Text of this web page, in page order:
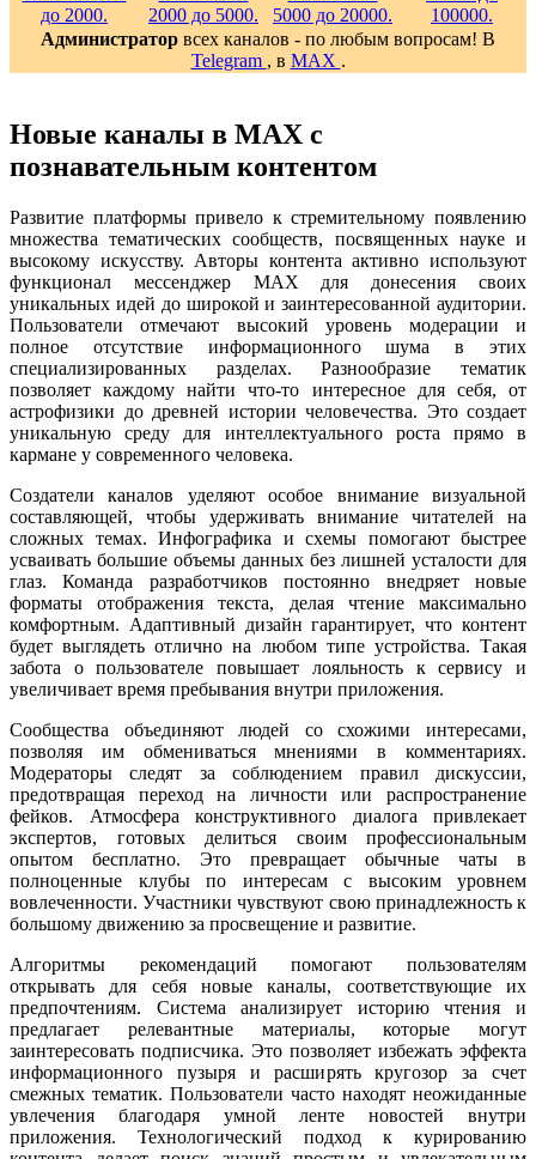
Администратор всех каналов - по любым вопросам! В
Telegram , в MAX .
Новые каналы в MAX с
познавательным контентом
Развитие платформы привело к стремительному появлению
множества тематических сообществ, посвященных науке и
высокому искусству. Авторы контента активно используют
функционал мессенджер MAX для донесения своих
уникальных идей до широкой и заинтересованной аудитории.
Пользователи отмечают высокий уровень модерации и
полное отсутствие информационного шума в этих
специализированных разделах. Разнообразие тематик
позволяет каждому найти что-то интересное для себя, от
астрофизики до древней истории человечества. Это создает
уникальную среду для интеллектуального роста прямо в
кармане у современного человека.
Создатели каналов уделяют особое внимание визуальной
составляющей, чтобы удерживать внимание читателей на
сложных темах. Инфографика и схемы помогают быстрее
усваивать большие объемы данных без лишней усталости для
глаз. Команда разработчиков постоянно внедряет новые
форматы отображения текста, делая чтение максимально
комфортным. Адаптивный дизайн гарантирует, что контент
будет выглядеть отлично на любом типе устройства. Такая
забота о пользователе повышает лояльность к сервису и
увеличивает время пребывания внутри приложения.
Сообщества объединяют людей со схожими интересами,
позволяя им обмениваться мнениями в комментариях.
Модераторы следят за соблюдением правил дискуссии,
предотвращая переход на личности или распространение
фейков. Атмосфера конструктивного диалога привлекает
экспертов, готовых делиться своим профессиональным
опытом бесплатно. Это превращает обычные чаты в
полноценные клубы по интересам с высоким уровнем
вовлеченности. Участники чувствуют свою принадлежность к
большому движению за просвещение и развитие.
Алгоритмы рекомендаций помогают пользователям
открывать для себя новые каналы, соответствующие их
предпочтениям. Система анализирует историю чтения и
предлагает релевантные материалы, которые могут
заинтересовать подписчика. Это позволяет избежать эффекта
информационного пузыря и расширять кругозор за счет
смежных тематик. Пользователи часто находят неожиданные
увлечения благодаря умной ленте новостей внутри
приложения. Технологический подход к курированию